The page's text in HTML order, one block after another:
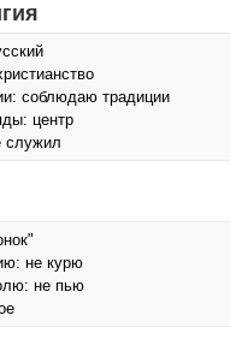
соблюдаю традиции
центр
служил
не курю
не пью